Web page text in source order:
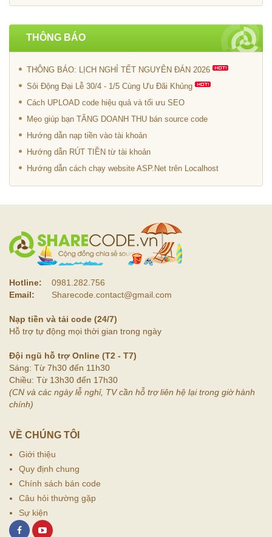
THÔNG BÁO
THÔNG BÁO: LỊCH NGHỈ TẾT NGUYÊN ĐÁN 2026
Sôi Động Đại Lễ 30/4 - 1/5 Cùng Ưu Đãi Khủng
Cách UPLOAD code hiệu quả và tối ưu SEO
Mẹo giúp bạn TĂNG DOANH THU bán source code
Hướng dẫn nạp tiền vào tài khoản
Hướng dẫn RÚT TIỀN từ tài khoản
Hướng dẫn cách chạy website ASP.Net trên Localhost
Hotline:
0981.282.756
Email:
Sharecode.contact@gmail.com
Nạp tiền và tải code (24/7)
Hỗ trợ tự động mọi thời gian trong ngày
Đội ngũ hỗ trợ Online (T2 - T7)
Sáng: Từ 7h30 đến 11h30
Chiều: Từ 13h30 đến 17h30
(CN và các ngày lễ nghỉ, TV cần hỗ trợ liên hệ lại trong giờ hành
chính)
VỀ CHÚNG TÔI
Giới thiệu
Quy định chung
Chính sách bán code
Câu hỏi thường gặp
Sự kiện